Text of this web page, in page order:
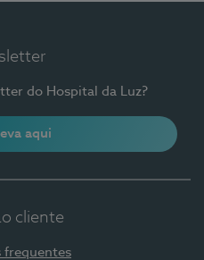
do Hospital da Luz?
aqui
cliente
frequentes